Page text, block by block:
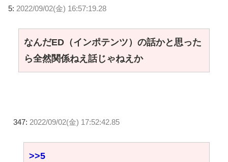
5: 2022/09/02(金) 16:57:19.28
なんだED（インポテンツ）の話かと思った
ら全然関係ねえ話じゃねえか
347: 2022/09/02(金) 17:52:42.85
>>5